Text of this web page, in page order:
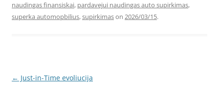
naudingas finansiskai, pardavejui naudingas auto supirkimas,
superka automopbilius,supirkimason 2026/03/15.
Post
← Just-in-Time evoliucija